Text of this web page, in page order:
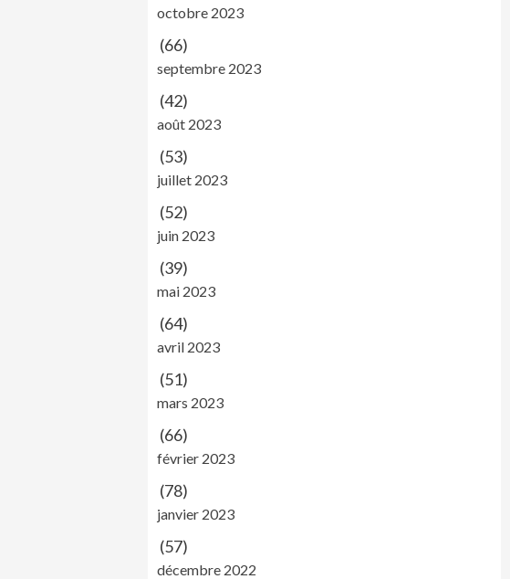
octobre 2023
(66)
septembre 2023
(42)
août 2023
(53)
juillet 2023
(52)
juin 2023
(39)
mai 2023
(64)
avril 2023
(51)
mars 2023
(66)
février 2023
(78)
janvier 2023
(57)
décembre 2022